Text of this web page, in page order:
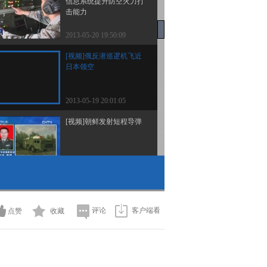
击能力
2013-05-20 19:50:09
[视频]俄反潜巡逻机飞近
日本领空
2013-05-19 20:01:05
[视频]朝鲜发射短程导弹
2013-05-19 19:58:11
点赞 收藏 评论 客户端看